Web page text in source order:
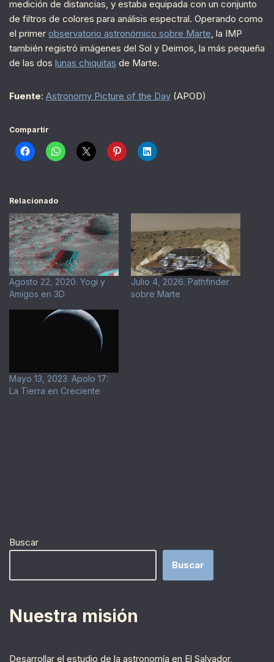
medición de distancias, y estaba equipada con un conjunto
de filtros de colores para análisis espectral. Operando como
el primer observatorio astronómico sobre Marte, la IMP
también registró imágenes del Sol y Deimos, la más pequeña
de las dos lunas chiquitas de Marte.
Fuente: Astronomy Picture of the Day (APOD)
Compartir
Relacionado
Agosto 22, 2020. Yogi y
Amigos en 3D
Julio 4, 2026. Pathfinder
sobre Marte
Mayo 13, 2023. Apolo 17:
La Tierra en Creciente
Buscar
Buscar
Nuestra misión
Desarrollar el estudio de la astronomía en El Salvador,